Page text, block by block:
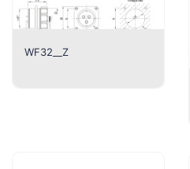
WF32__Z